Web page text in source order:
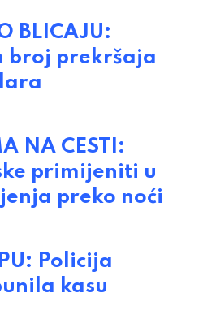
BLICAJU:
broj prekršaja
NA CESTI:
primijeniti u
preko noći
Policija
kasu